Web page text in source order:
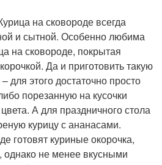
на сковороде всегда
и сытной. Особенно любима
на сковороде, покрытая
Да и приготовить такую
для этого достаточно просто
порезанную на кусочки
А для праздничного стола
курицу с ананасами.
готовят куриные окорочка,
не менее вкусными